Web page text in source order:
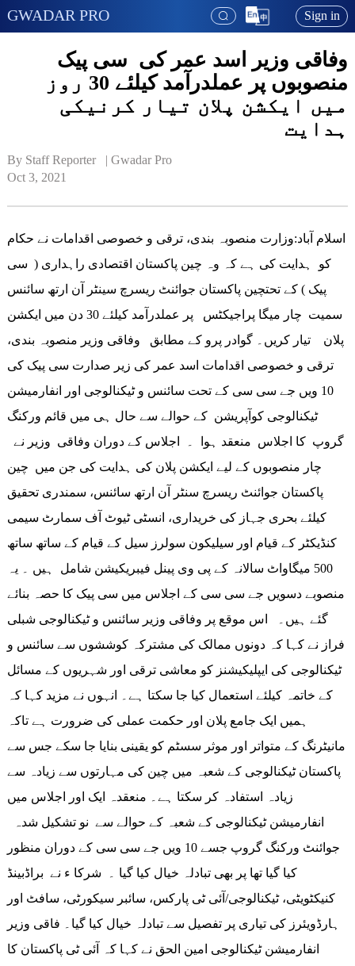
GWADAR PRO Sign in
وفاقی وزیر اسد عمر کی سی پیک
منصوبوں پر عملدرآمد کیلئے 30 روز
میں ایکشن پلان تیار کرنیکی
ہدایت
By Staff Reporter   | Gwadar Pro
Oct 3, 2021
اسلام آباد:وزارت منصوبہ بندی، ترقی و خصوصی اقدامات نے حکام
کو ہدایت کی ہے کہ وہ چین پاکستان اقتصادی راہداری ( سی
پیک ) کے تحتچین پاکستان جوائنٹ ریسرچ سینٹر آن ارتھ سائنس
سمیت چار میگا پراجیکٹس پر عملدرآمد کیلئے 30 دن میں ایکشن
پلان تیار کریں۔ گوادر پرو کے مطابق وفاقی وزیر منصوبہ بندی،
ترقی و خصوصی اقدامات اسد عمر کی زیر صدارت سی پیک کی
10 ویں جے سی سی کے تحت سائنس و ٹیکنالوجی اور انفارمیشن
ٹیکنالوجی کوآپریشن کے حوالے سے حال ہی میں قائم ورکنگ
گروپ کا اجلاس منعقد ہوا ۔ اجلاس کے دوران وفاقی وزیر نے
چار منصوبوں کے لیے ایکشن پلان کی ہدایت کی جن میں چین
پاکستان جوائنٹ ریسرچ سنٹر آن ارتھ سائنس، سمندری تحقیق
کیلئے بحری جہاز کی خریداری، انسٹی ٹیوٹ آف سمارٹ سیمی
کنڈیکٹر کے قیام اور سیلیکون سولرز سیل کے قیام کے ساتھ ساتھ
500 میگاواٹ سالانہ کے پی وی پینل فیبریکیشن شامل ہیں ۔ یہ
منصوبے دسویں جے سی سی کے اجلاس میں سی پیک کا حصہ بنائے
گئے ہیں۔ اس موقع پر وفاقی وزیر سائنس و ٹیکنالوجی شبلی
فراز نے کہا کہ دونوں ممالک کی مشترکہ کوششوں سے سائنس و
ٹیکنالوجی کی ایپلیکیشنز کو معاشی ترقی اور شہریوں کے مسائل
کے خاتمہ کیلئے استعمال کیا جا سکتا ہے۔ انہوں نے مزید کہا کہ
ہمیں ایک جامع پلان اور حکمت عملی کی ضرورت ہے تاکہ
مانیٹرنگ کے متواتر اور موثر سسٹم کو یقینی بنایا جا سکے جس سے
پاکستان ٹیکنالوجی کے شعبہ میں چین کی مہارتوں سے زیادہ سے
زیادہ استفادہ کر سکتا ہے۔ منعقدہ ایک اور اجلاس میں
انفارمیشن ٹیکنالوجی کے شعبہ کے حوالے سے نو تشکیل شدہ
جوائنٹ ورکنگ گروپ جسے 10 ویں جے سی سی کے دوران منظور
کیا گیا تھا پر بھی تبادلہ خیال کیا گیا ۔ شرکا ء نے براڈبینڈ
کنیکٹویٹی، ٹیکنالوجی/آئی ٹی پارکس، سائبر سیکورٹی، سافٹ اور
ہارڈویئرز کی تیاری پر تفصیل سے تبادلہ خیال کیا گیا۔ فاقی وزیر
انفارمیشن ٹیکنالوجی امین الحق نے کہا کہ آئی ٹی پاکستان کا